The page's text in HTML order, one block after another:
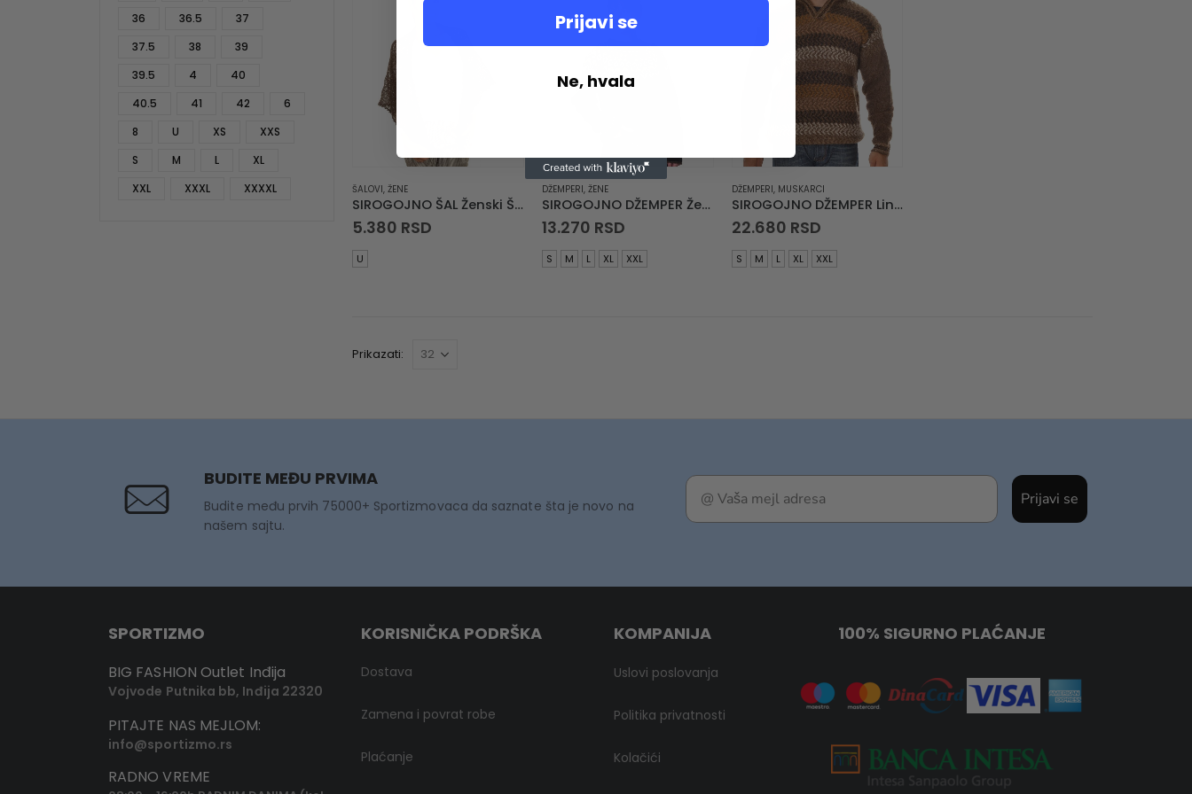
ŠALOVI, ŽENE
SIROGOJNO ŠAL Ženski Šal Marama 6155-1-0867
5.380 RSD
U
DŽEMPERI, ŽENE
SIROGOJNO DŽEMPER Ženski Džemper 2803
13.270 RSD
S M L XL XXL
DŽEMPERI, MUSKARCI
SIROGOJNO DŽEMPER Linije u nizu Braon
22.680 RSD
S M L XL XXL
Prikazati:
36
36.5
37
37.5
38
39
39.5
4
40
40.5
41 42
6
8
U XS
XXS
S
M L
XL
XXL
XXXL XXXXL
Prijavi se
BUDITE MEĐU PRVIMA
Budite među prvih 75000+ Sportizmovaca da saznate šta je novo na
našem sajtu.
SPORTIZMO
BIG FASHION Outlet Inđija
Vojvode Putnika bb, Inđija 22320
PITAJTE NAS MEJLOM:
info@sportizmo.rs
RADNO VREME
KORISNIČKA PODRŠKA
Dostava
Zamena i povrat robe
Plaćanje
KOMPANIJA
Uslovi poslovanja
Politika privatnosti
Kolačići
100% SIGURNO PLAĆANJE
Prijavi se
Ne, hvala